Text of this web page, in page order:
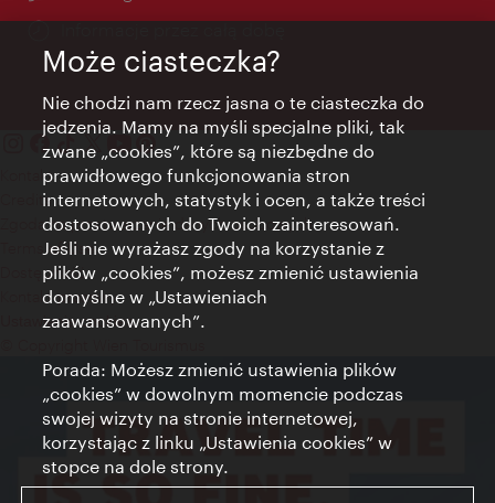
Kontakt
Credits
Zgoda na przetwarzanie danych osobowych
Terms of Use
Dostępność
Kontakt prasowy
Ustawienia cookies
Może ciasteczka?
Nie chodzi nam rzecz jasna o te ciasteczka do
jedzenia. Mamy na myśli specjalne pliki, tak
zwane „cookies”, które są niezbędne do
prawidłowego funkcjonowania stron
internetowych, statystyk i ocen, a także treści
dostosowanych do Twoich zainteresowań.
Jeśli nie wyrażasz zgody na korzystanie z
plików „cookies”, możesz zmienić ustawienia
domyślne w „Ustawieniach
zaawansowanych”.
Porada: Możesz zmienić ustawienia plików
„cookies” w dowolnym momencie podczas
swojej wizyty na stronie internetowej,
korzystając z linku „Ustawienia cookies” w
stopce na dole strony.